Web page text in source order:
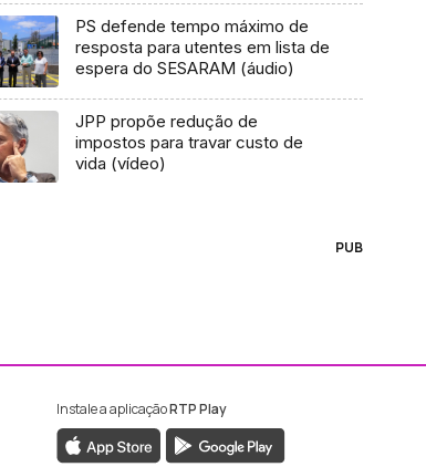
PS defende tempo máximo de
resposta para utentes em lista de
espera do SESARAM (áudio)
JPP propõe redução de
impostos para travar custo de
vida (vídeo)
PUB
RTP Madeira
da RTP Madeira
Instale a aplicaçãoRTP Play